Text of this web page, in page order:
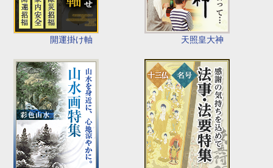
開運掛け軸 天照皇大神